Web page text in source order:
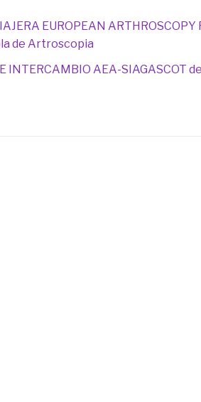
EUROPEAN ARTHROSCOPY
de Artroscopia
INTERCAMBIO AEA-SIAGASCOT